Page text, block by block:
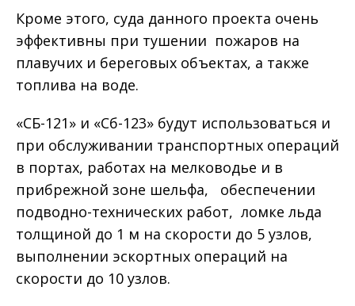
Кроме этого, суда данного проекта очень
эффективны при тушении пожаров на
плавучих и береговых объектах, а также
топлива на воде.
«СБ-121» и «Сб-123» будут использоваться и
при обслуживании транспортных операций
в портах, работах на мелководье и в
прибрежной зоне шельфа, обеспечении
подводно-технических работ, ломке льда
толщиной до 1 м на скорости до 5 узлов,
выполнении эскортных операций на
скорости до 10 узлов.